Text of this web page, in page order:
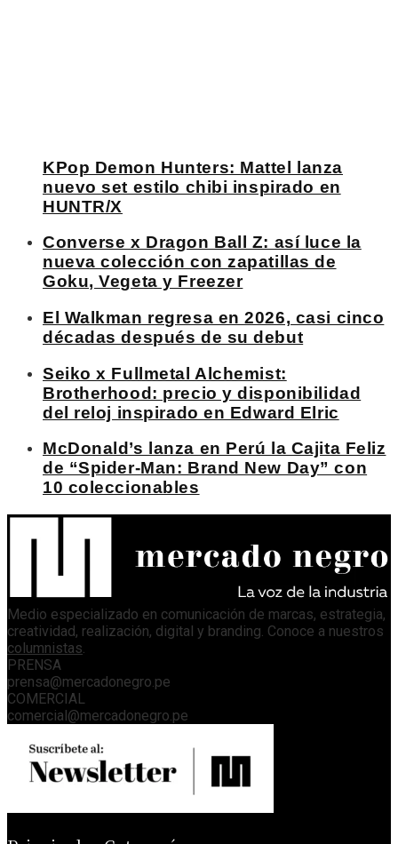
KPop Demon Hunters: Mattel lanza
nuevo set estilo chibi inspirado en
HUNTR/X
Converse x Dragon Ball Z: así luce la
nueva colección con zapatillas de
Goku, Vegeta y Freezer
El Walkman regresa en 2026, casi cinco
décadas después de su debut
Seiko x Fullmetal Alchemist:
Brotherhood: precio y disponibilidad
del reloj inspirado en Edward Elric
McDonald’s lanza en Perú la Cajita Feliz
de “Spider-Man: Brand New Day” con
10 coleccionables
Medio especializado en comunicación de marcas, estrategia,
creatividad, realización, digital y branding. Conoce a nuestros
columnistas.
PRENSA
prensa@mercadonegro.pe
COMERCIAL
comercial@mercadonegro.pe